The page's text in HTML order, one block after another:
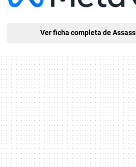
Ver ficha completa de